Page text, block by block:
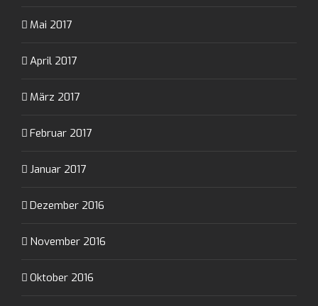
Mai 2017
April 2017
März 2017
Februar 2017
Januar 2017
Dezember 2016
November 2016
Oktober 2016